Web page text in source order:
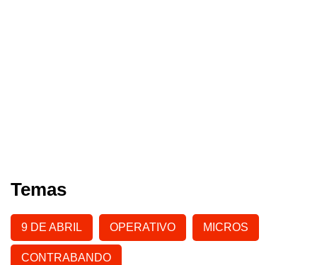
Temas
9 DE ABRIL OPERATIVO MICROS
CONTRABANDO